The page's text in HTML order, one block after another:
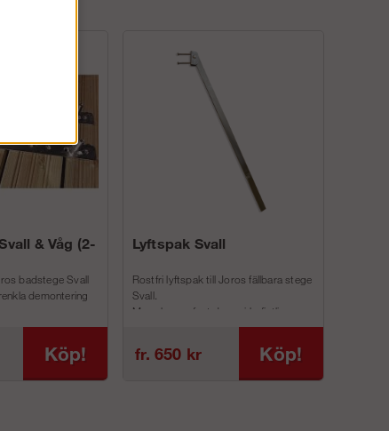
& Våg (2-
badstege Svall
demontering
Köp!
Lyftspak Svall
Rostfri lyftspak till Joros fällbara stege
Svall.
Man skruvar fast denna i befintliga
fr. 650 kr Köp!